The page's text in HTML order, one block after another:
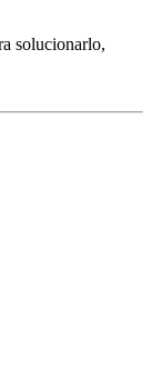
solucionarlo,